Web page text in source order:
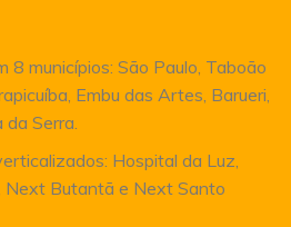
8 municípios: São Paulo, Taboão
Embu das Artes, Barueri,
Serra.
Hospital da Luz,
Next Butantã e Next Santo